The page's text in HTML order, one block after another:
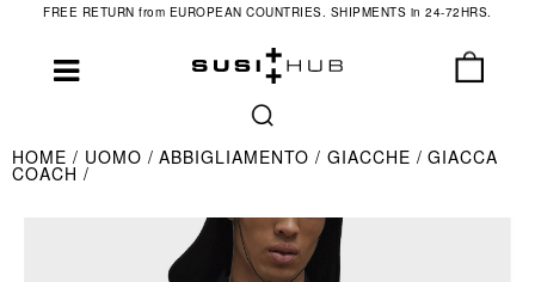
FREE RETURN from EUROPEAN COUNTRIES. SHIPMENTS in 24-72HRS.
HOME UOMO ABBIGLIAMENTO GIACCHE GIACCA
COACH